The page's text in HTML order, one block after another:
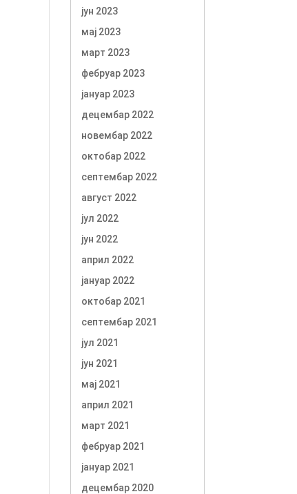
јун 2023
мај 2023
март 2023
фебруар 2023
јануар 2023
децембар 2022
новембар 2022
октобар 2022
септембар 2022
август 2022
јул 2022
јун 2022
април 2022
јануар 2022
октобар 2021
септембар 2021
јул 2021
јун 2021
мај 2021
април 2021
март 2021
фебруар 2021
јануар 2021
децембар 2020